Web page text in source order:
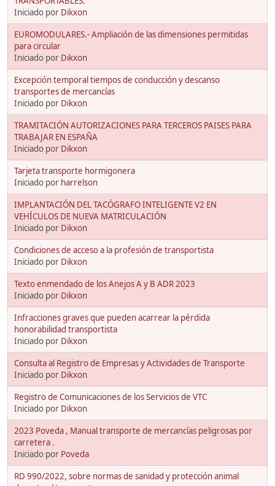
Iniciado por Dikxon
EUROMODULARES.- Ampliación de las dimensiones permitidas
para circular
Iniciado por Dikxon
Excepción temporal tiempos de conducción y descanso
transportes de mercancías
Iniciado por Dikxon
TRAMITACIÓN AUTORIZACIONES PARA TERCEROS PAISES PARA
TRABAJAR EN ESPAÑA
Iniciado por Dikxon
Tarjeta transporte hormigonera
Iniciado por harrelson
IMPLANTACIÓN DEL TACÓGRAFO INTELIGENTE V2 EN
VEHÍCULOS DE NUEVA MATRICULACIÓN
Iniciado por Dikxon
Condiciones de acceso a la profesión de transportista
Iniciado por Dikxon
Texto enmendado de los Anejos A y B ADR 2023
Iniciado por Dikxon
Infracciones graves que pueden acarrear la pérdida
honorabilidad transportista
Iniciado por Dikxon
Consulta al Registro de Empresas y Actividades de Transporte
Iniciado por Dikxon
Registro de Comunicaciones de los Servicios de VTC
Iniciado por Dikxon
2023 Poveda , Manual transporte de mercancías peligrosas por
carretera .
Iniciado por Poveda
RD 990/2022, sobre normas de sanidad y protección animal